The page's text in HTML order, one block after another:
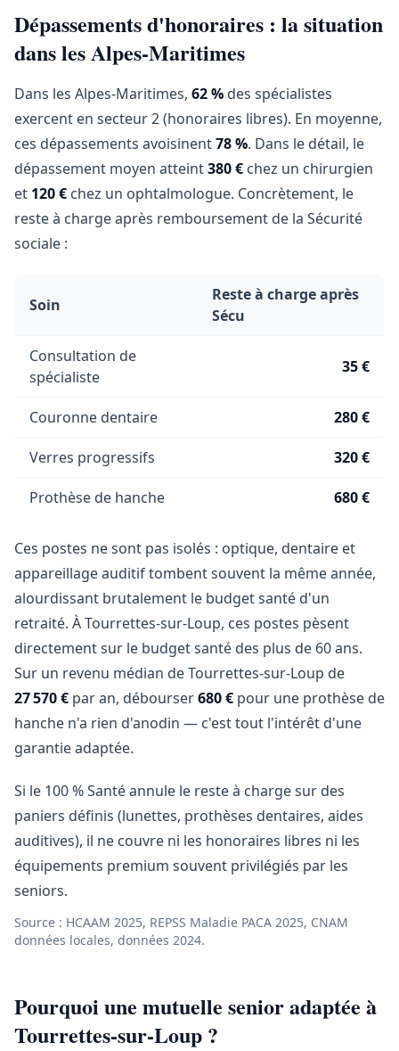
Dépassements d'honoraires : la situation
dans les Alpes-Maritimes
Dans les Alpes-Maritimes, 62 % des spécialistes
exercent en secteur 2 (honoraires libres). En moyenne,
ces dépassements avoisinent78 %. Dans le détail, le
dépassement moyen atteint380 € chez un chirurgien
et 120 € chez un ophtalmologue. Concrètement, le
reste à charge après remboursement de la Sécurité
sociale :
Soin
Reste à charge après
Sécu
Consultation de
spécialiste
35 €
Couronne dentaire 280 €
Verres progressifs 320 €
Prothèse de hanche 680 €
Ces postes ne sont pas isolés : optique, dentaire et
appareillage auditif tombent souvent la même année,
alourdissant brutalement le budget santé d'un
retraité. À Tourrettes-sur-Loup, ces postes pèsent
directement sur le budget santé des plus de 60 ans.
Sur un revenu médian de Tourrettes-sur-Loup de
27 570 € par an, débourser680 € pour une prothèse de
hanche n'a rien d'anodin — c'est tout l'intérêt d'une
garantie adaptée.
Si le 100 % Santé annule le reste à charge sur des
paniers définis (lunettes, prothèses dentaires, aides
auditives), il ne couvre ni les honoraires libres ni les
équipements premium souvent privilégiés par les
seniors.
Source : HCAAM 2025, REPSS Maladie PACA 2025, CNAM
données locales, données 2024.
Pourquoi une mutuelle senior adaptée à
Tourrettes-sur-Loup ?